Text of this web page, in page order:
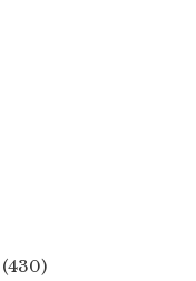
(430)